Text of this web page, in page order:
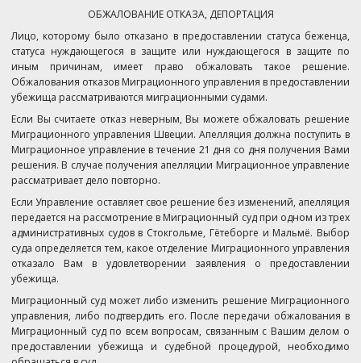
ОБЖАЛОВАНИЕ ОТКАЗА, ДЕПОРТАЦИЯ
Лицо, которому было отказано в предоставлении статуса беженца,
статуса нуждающегося в защите или нуждающегося в защите по
иным причинам, имеет право обжаловать такое решение.
Обжалования отказов Миграционного управления в предоставлении
убежища рассматриваются миграционными судами.
Если Вы считаете отказ неверным, Вы можете обжаловать решение
Миграционного управления Швеции. Апелляция должна поступить в
Миграционное управление в течение 21 дня со дня получения Вами
решения. В случае получения апелляции Миграционное управление
рассматривает дело повторно.
Если Управление оставляет свое решение без изменений, апелляция
передается на рассмотрение в Миграционный суд при одном из трех
административных судов в Стокгольме, Гётеборге и Мальмё. Выбор
суда определяется тем, какое отделение Миграционного управления
отказало Вам в удовлетворении заявления о предоставлении
убежища.
Миграционный суд может либо изменить решение Миграционного
управления, либо подтвердить его. После передачи обжалования в
Миграционный суд по всем вопросам, связанным с Вашим делом о
предоставлении убежища и судебной процедурой, необходимо